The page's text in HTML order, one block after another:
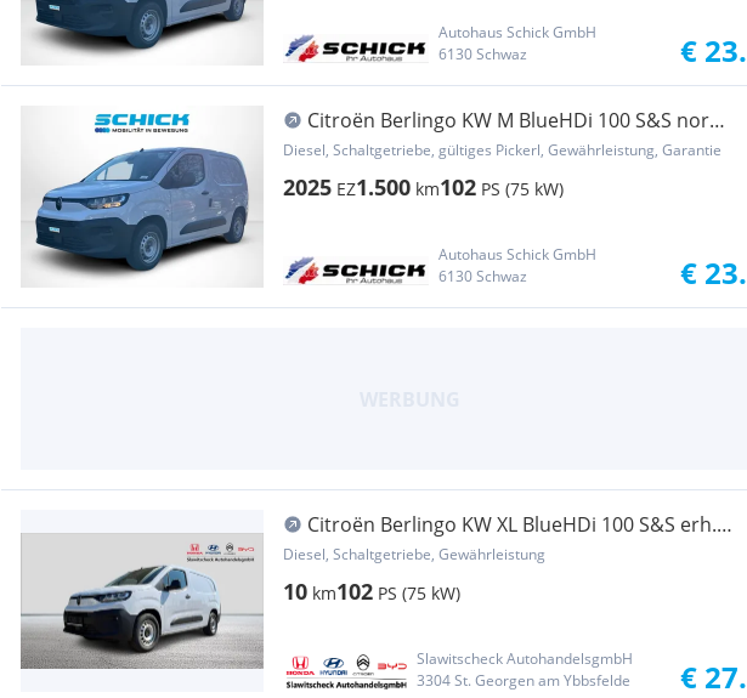
Autohaus Schick GmbH
6130 Schwaz
€
Citroën Berlingo KW M BlueHDi 100 S&S norm.
Nutzl. Transporter / Kastenwagen
Diesel, Schaltgetriebe, gültiges Pickerl, Gewährleistung, Garantie
2025 EZ1.500 km102 PS (75 kW)
Autohaus Schick GmbH
6130 Schwaz
€
Citroën Berlingo KW XL BlueHDi 100 S&S erh.
Nutzl. Transporter / Kastenwagen
Diesel, Schaltgetriebe, Gewährleistung
10 km102 PS (75 kW)
Slawitscheck AutohandelsgmbH
3304 St. Georgen am Ybbsfelde
€